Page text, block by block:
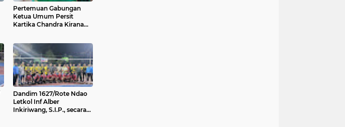
Pertemuan Gabungan
Ketua Umum Persit
Kartika Chandra Kirana
Seluruh Indonesia Dalam
Rangka Penekanan Hasil
Musyawarah Pusat XIII
Tahun 2023
Dandim 1627/Rote Ndao
Letkol Inf Alber
Inkiriwang, S.I.P., secara